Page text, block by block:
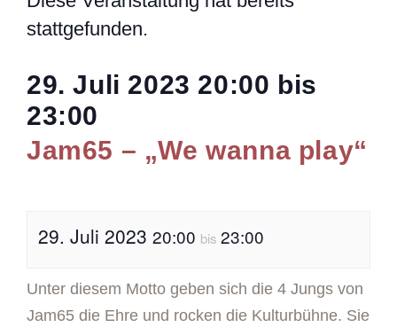
stattgefunden.
29. Juli 2023 20:00 bis
23:00
Jam65 – „We wanna play“
29. Juli 2023 20:00 bis 23:00
Unter diesem Motto geben sich die 4 Jungs von
Jam65 die Ehre und rocken die Kulturbühne. Sie